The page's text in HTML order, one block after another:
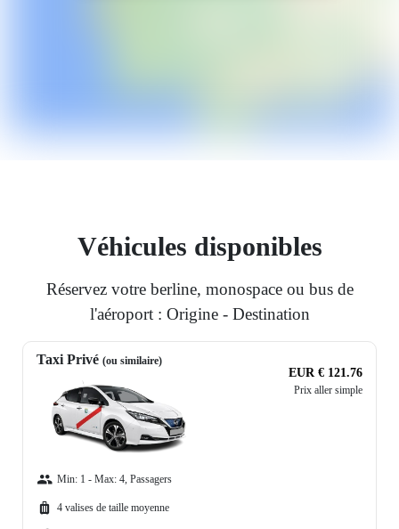
Véhicules disponibles
Réservez votre berline, monospace ou bus de
l'aéroport : Origine - Destination
Taxi Privé (ou similaire)
EUR € 121.76
Prix aller simple
Min: 1 - Max: 4, Passagers
4 valises de taille moyenne